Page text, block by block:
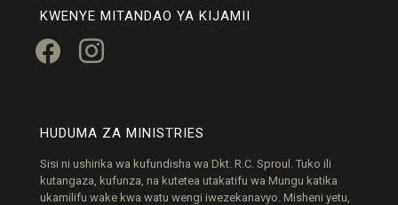
KWENYE MITANDAO YA KIJAMII
facebookinstagram
HUDUMA ZA MINISTRIES
Sisi ni ushirika wa kufundisha wa Dkt. R.C. Sproul. Tuko ili
kutangaza, kufunza, na kutetea utakatifu wa Mungu katika
ukamilifu wake kwa watu wengi iwezekanavyo. Misheni yetu,